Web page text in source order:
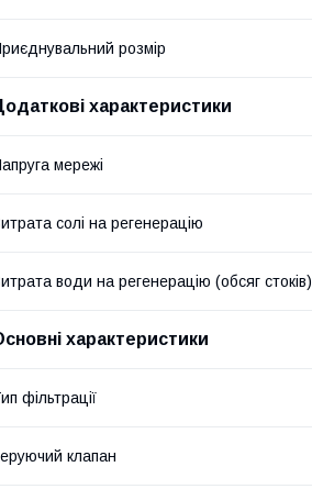
розмір
характеристики
мережі
солі на регенерацію
води на регенерацію (обсяг стоків)
характеристики
фільтрації
клапан